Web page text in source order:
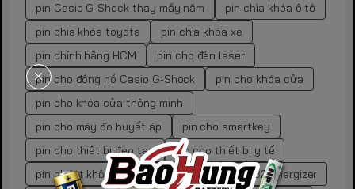
pin Casio G-Shock thay mấy năm
pin chìa khóa ô tô
pin chìa khóa toyota
pin chìa khóa xe
pin chính hãng HCM
pin cho đèn laser
pin cho đồng hồ Casio G-Shock
pin cho khóa cửa
pin cho khóa cửa thông minh
pin cho máy đo huyết áp
pin cho smartkey
pin cho thiết bị đeo tay
pin cho thiết bị y tế
pin chuột không dây
pin cr pin cr 2032 energizer